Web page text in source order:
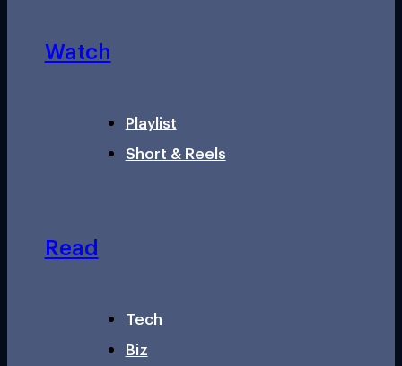
Watch
Playlist
Short & Reels
Read
Tech
Biz